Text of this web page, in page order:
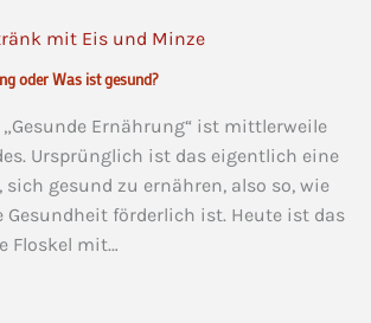
oder Was ist gesund?
Ernährung“ ist mittlerweile
Ursprünglich ist das eigentlich eine
sich gesund zu ernähren, also so, wie
Gesundheit förderlich ist. Heute ist das
Floskel mit…